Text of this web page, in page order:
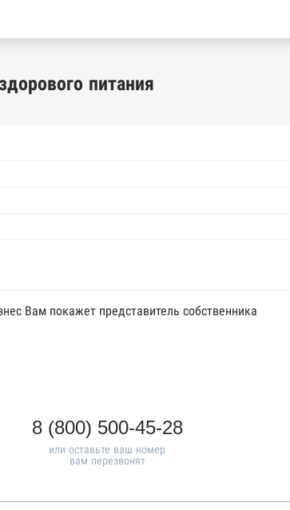
питания
Вам покажет представитель собственника
8 (800) 500-45-28
или оставьте ваш номер
вам перезвонят